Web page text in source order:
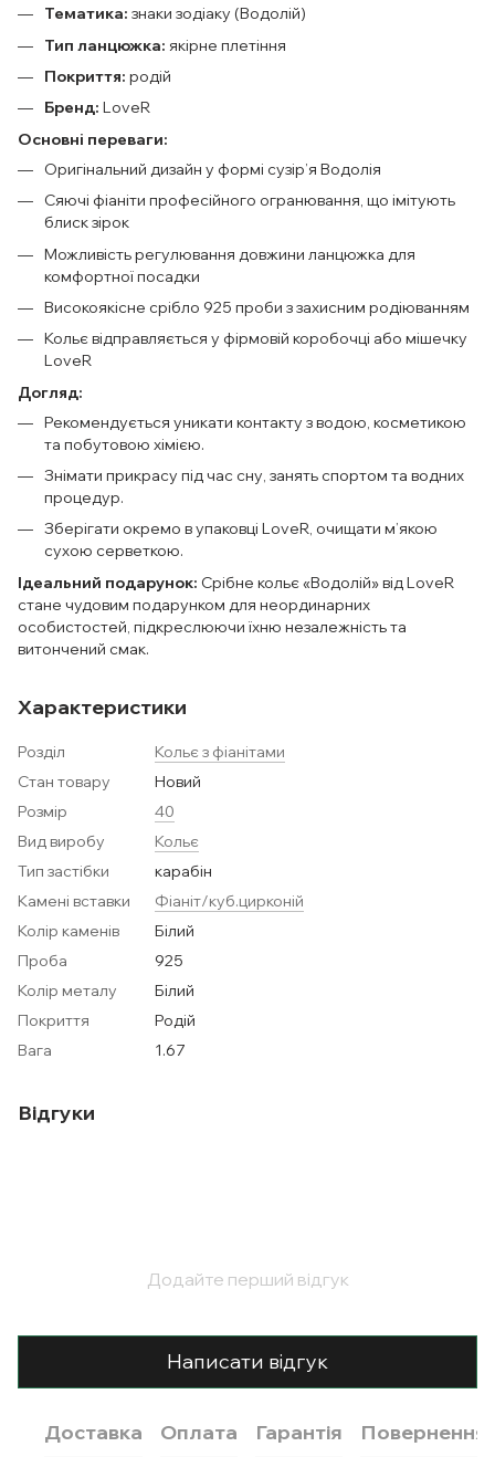
Тематика: знаки зодіаку (Водолій)
Тип ланцюжка: якірне плетіння
Покриття: родій
Бренд: LoveR
Основні переваги:
Оригінальний дизайн у формі сузір’я Водолія
Сяючі фіаніти професійного огранювання, що імітують
блиск зірок
Можливість регулювання довжини ланцюжка для
комфортної посадки
Високоякісне срібло 925 проби з захисним родіюванням
Кольє відправляється у фірмовій коробочці або мішечку
LoveR
Догляд:
Рекомендується уникати контакту з водою, косметикою
та побутовою хімією.
Знімати прикрасу під час сну, занять спортом та водних
процедур.
Зберігати окремо в упаковці LoveR, очищати м’якою
сухою серветкою.
Ідеальний подарунок: Срібне кольє «Водолій» від LoveR
стане чудовим подарунком для неординарних
особистостей, підкреслюючи їхню незалежність та
витончений смак.
Характеристики
Розділ
Кольє з фіанітами
Стан товару
Новий
Розмір
40
Вид виробу
Кольє
Тип застібки
карабін
Камені вставки
Фіаніт/куб.цирконій
Колір каменів
Білий
Проба
925
Колір металу
Білий
Покриття
Родій
Вага
1.67
Відгуки
Додайте перший відгук
Написати відгук
Доставка Оплата Гарантія Повернення